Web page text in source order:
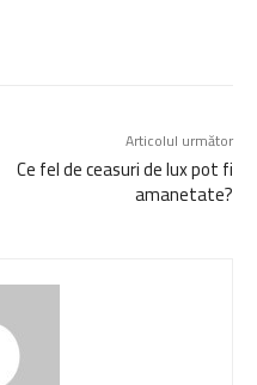
Articolul următor
Ce fel de ceasuri de lux pot fi
amanetate?